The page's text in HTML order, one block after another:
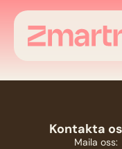
Kontakta
Maila